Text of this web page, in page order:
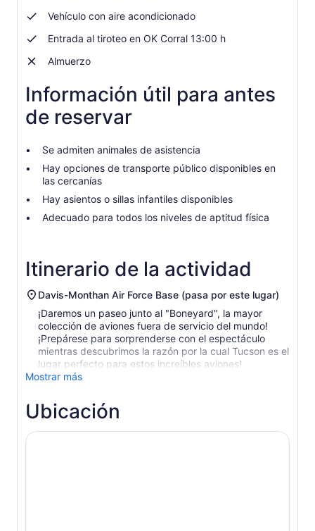
Vehículo con aire acondicionado
Entrada al tiroteo en OK Corral 13:00 h
Almuerzo
Información útil para antes
de reservar
Se admiten animales de asistencia
Hay opciones de transporte público disponibles en
las cercanías
Hay asientos o sillas infantiles disponibles
Adecuado para todos los niveles de aptitud física
Itinerario de la actividad
Davis-Monthan Air Force Base (pasa por este lugar)
¡Daremos un paseo junto al "Boneyard", la mayor
colección de aviones fuera de servicio del mundo!
¡Prepárese para sorprenderse con el espectáculo
mientras descubrimos la razón por la cual Tucson es el
lugar perfecto para estos increíbles aviones!
Mostrar más
Ubicación